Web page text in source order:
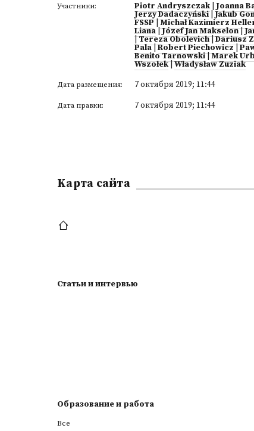
Участники: Piotr Andryszczak Joanna
Jerzy Dadaczyński| Jakub
FSSP|Michał Kazimierz
Liana |Józef Jan Makselon|
|Tereza Obolevich|Dariusz
Pala|Robert Piechowicz|
Benito Tarnowski|Marek
Wszołek|Władysław Zuziak
Дата размещения: 7 октября 2019; 11:44
Дата правки: 7 октября 2019; 11:44
Kарта сайта
Статьи и интервью
Образование и работа
Все